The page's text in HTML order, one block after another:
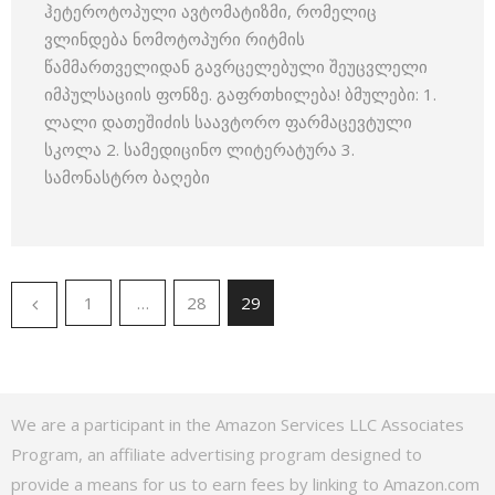
ჰეტეროტოპული ავტომატიზმი, რომელიც
ვლინდება ნომოტოპური რიტმის
წამმართველიდან გავრცელებული შეუცვლელი
იმპულსაციის ფონზე. გაფრთხილება! ბმულები: 1.
ლალი დათეშიძის საავტორო ფარმაცევტული
სკოლა 2. სამედიცინო ლიტერატურა 3.
სამონასტრო ბაღები
1 … 28 29
We are a participant in the Amazon Services LLC Associates
Program, an affiliate advertising program designed to
provide a means for us to earn fees by linking to Amazon.com